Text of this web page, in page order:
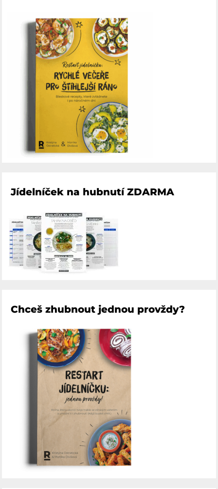
Jídelníček na hubnutí ZDARMA
Chceš zhubnout jednou provždy?